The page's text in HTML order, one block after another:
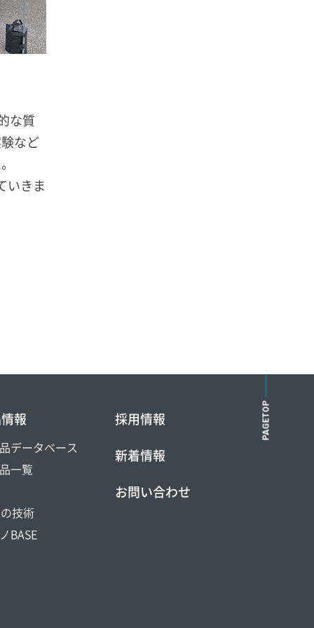
な質
など
いきま
PAGETOP
報
データベース
一覧
技術
BASE
採用情報
新着情報
お問い合わせ